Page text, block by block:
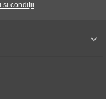
si condiții